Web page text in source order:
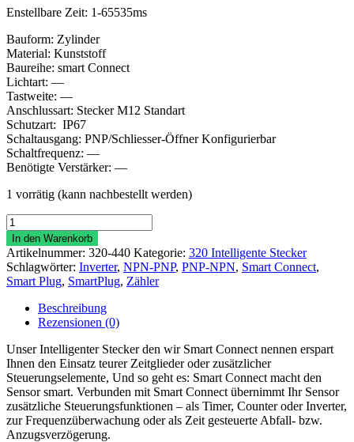
Enstellbare Zeit: 1-65535ms
Bauform: Zylinder
Material: Kunststoff
Baureihe: smart Connect
Lichtart: —
Tastweite: —
Anschlussart: Stecker M12 Standart
Schutzart: IP67
Schaltausgang: PNP/Schliesser-Öffner Konfigurierbar
Schaltfrequenz: —
Benötigte Verstärker: —
1 vorrätig (kann nachbestellt werden)
Smart
Connect
Timer
Menge
In den Warenkorb
Artikelnummer: 320-440 Kategorie: 320 Intelligente Stecker
Schlagwörter: Inverter, NPN-PNP, PNP-NPN, Smart Connect,
Smart Plug, SmartPlug, Zähler
Beschreibung
Rezensionen (0)
Unser Intelligenter Stecker den wir Smart Connect nennen erspart
Ihnen den Einsatz teurer Zeitglieder oder zusätzlicher
Steuerungselemente, Und so geht es: Smart Connect macht den
Sensor smart. Verbunden mit Smart Connect übernimmt Ihr Sensor
zusätzliche Steuerungsfunktionen – als Timer, Counter oder Inverter,
zur Frequenzüberwachung oder als Zeit gesteuerte Abfall- bzw.
Anzugsverzögerung.